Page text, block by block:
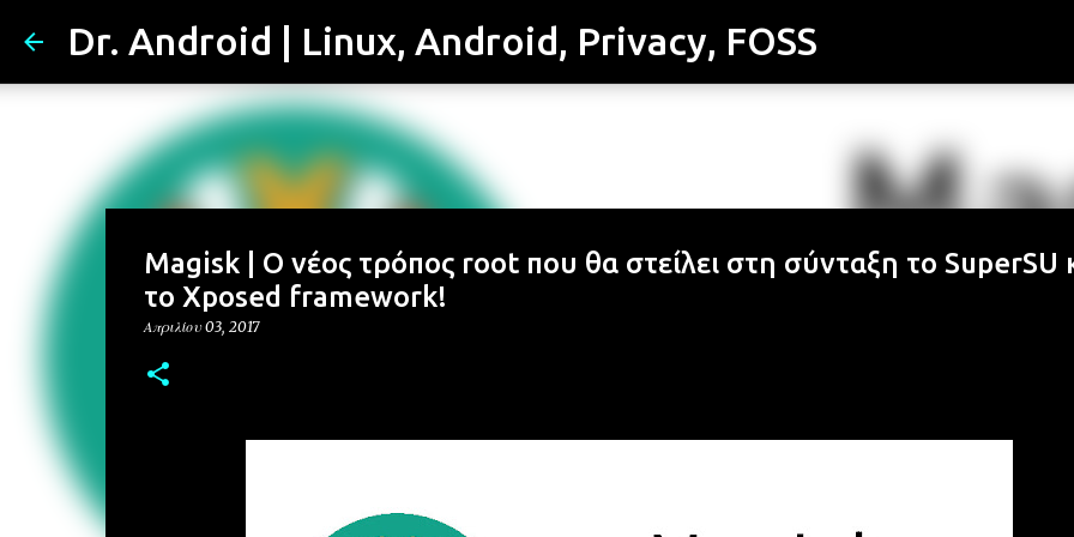
Μετάβαση στο κύριο περιεχόμενο
Dr. Android | Linux, Android, Privacy, FOSS
Magisk | Ο νέος τρόπος root που θα στείλει στη σύνταξη το SuperSU
το Xposed framework!
Απριλίου 03, 2017